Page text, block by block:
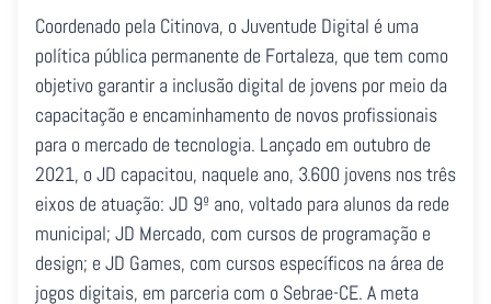
Coordenado pela Citinova, o Juventude Digital é uma
política pública permanente de Fortaleza, que tem como
objetivo garantir a inclusão digital de jovens por meio da
capacitação e encaminhamento de novos profissionais
para o mercado de tecnologia. Lançado em outubro de
2021, o JD capacitou, naquele ano, 3.600 jovens nos três
eixos de atuação: JD 9º ano, voltado para alunos da rede
municipal; JD Mercado, com cursos de programação e
design; e JD Games, com cursos específicos na área de
jogos digitais, em parceria com o Sebrae-CE. A meta